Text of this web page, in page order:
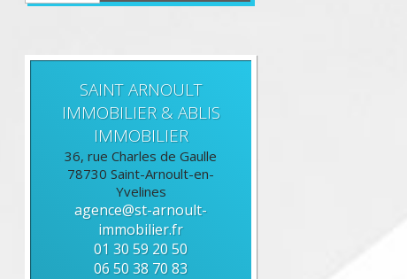
SAINT ARNOULT
IMMOBILIER & ABLIS
IMMOBILIER
36, rue Charles de Gaulle
78730 Saint-Arnoult-en-
Yvelines
agence@st-arnoult-
immobilier.fr
01 30 59 20 50
06 50 38 70 83